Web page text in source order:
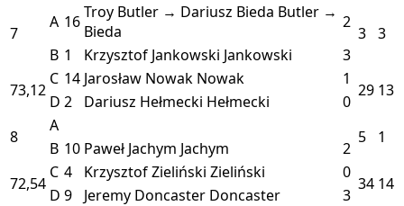
7
A 16Troy Butler → Dariusz Bieda Butler →
Bieda
2
3 3
B 1 Krzysztof Jankowski Jankowski
3
73,12
C 14 Jarosław Nowak Nowak 1
29 13
D 2 Dariusz Hełmecki Hełmecki
0
8
A
5 1
B 10 Paweł Jachym Jachym
2
72,54
C 4 Krzysztof Zieliński Zieliński 0
34 14
D 9 Jeremy Doncaster Doncaster
3